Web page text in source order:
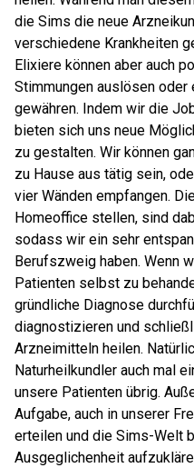
die Sims die neue
verschiedene Krankheiten
Elixiere können aber auch
Stimmungen auslösen
gewähren. Indem wir die
bieten sich uns neue
zu gestalten. Wir können
zu Hause aus tätig sein,
vier Wänden empfangen.
Homeoffice stellen, sind
sodass wir ein sehr
Berufszweig haben. Wenn
Patienten selbst zu
gründliche Diagnose
diagnostizieren und
Arzneimitteln heilen.
Naturheilkundler auch mal
unsere Patienten übrig.
Aufgabe, auch in unserer
erteilen und die Sims-Welt
Ausgeglichenheit